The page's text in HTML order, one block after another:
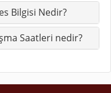
Bilgisi Nedir?
Saatleri nedir?